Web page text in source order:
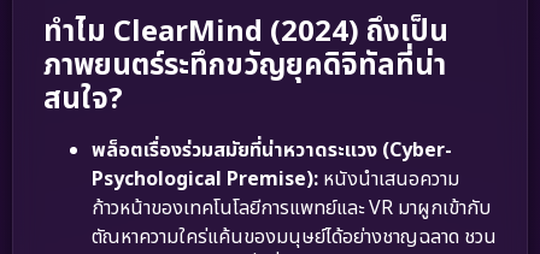
ทำไม ClearMind (2024) ถึงเป็น
ภาพยนตร์ระทึกขวัญยุคดิจิทัลที่น่า
สนใจ?
พล็อตเรื่องร่วมสมัยที่น่าหวาดระแวง (Cyber-
Psychological Premise): หนังนำเสนอความ
ก้าวหน้าของเทคโนโลยีการแพทย์และ VR มาผูกเข้ากับ
ตัณหาความใคร่แค้นของมนุษย์ได้อย่างชาญฉลาด ชวน